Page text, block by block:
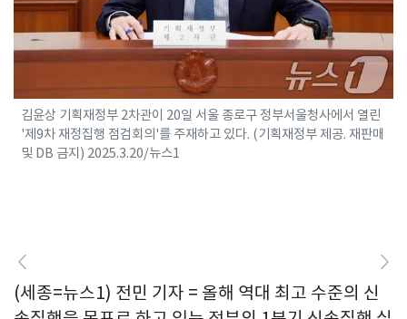
김윤상 기획재정부 2차관이 20일 서울 종로구 정부서울청사에서 열린
'제9차 재정집행 점검회의'를 주재하고 있다. (기획재정부 제공. 재판매
및 DB 금지) 2025.3.20/뉴스1
(세종=뉴스1) 전민 기자 = 올해 역대 최고 수준의 신